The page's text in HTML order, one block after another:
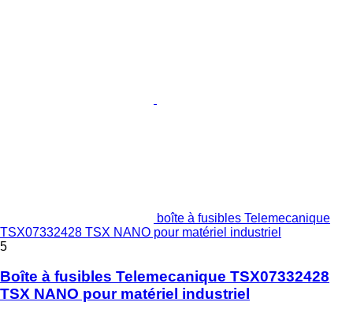
boîte à fusibles Telemecanique
TSX07332428 TSX NANO pour matériel industriel
5
Boîte à fusibles Telemecanique TSX07332428
TSX NANO pour matériel industriel